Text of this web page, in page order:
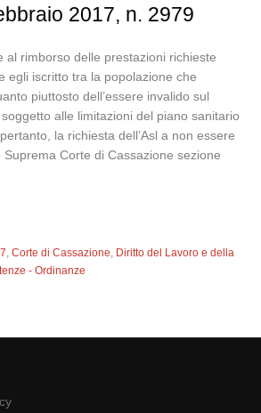
2017, n. 2979
al rimborso delle prestazioni richieste
egli iscritto tra la popolazione che
piuttosto dell’essere invalido sul
alle limitazioni del piano sanitario
la richiesta dell’Asl a non essere
Corte di Cassazione sezione
,Corte di Cassazione, Diritto del Lavoro e della
- Ordinanze